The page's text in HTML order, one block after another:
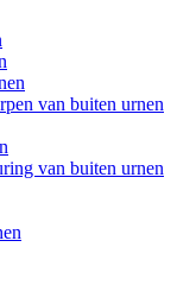
van buiten urnen
van buiten urnen